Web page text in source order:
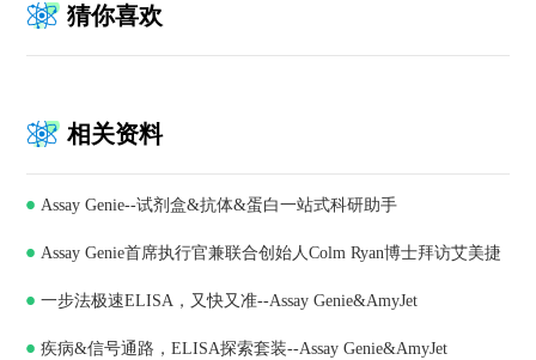
猜你喜欢
相关资料
Assay Genie--试剂盒&抗体&蛋白一站式科研助手
Assay Genie首席执行官兼联合创始人Colm Ryan博士拜访艾美捷
科技，深化合作共谋发展
一步法极速ELISA，又快又准--Assay Genie&AmyJet
疾病&信号通路，ELISA探索套装--Assay Genie&AmyJet